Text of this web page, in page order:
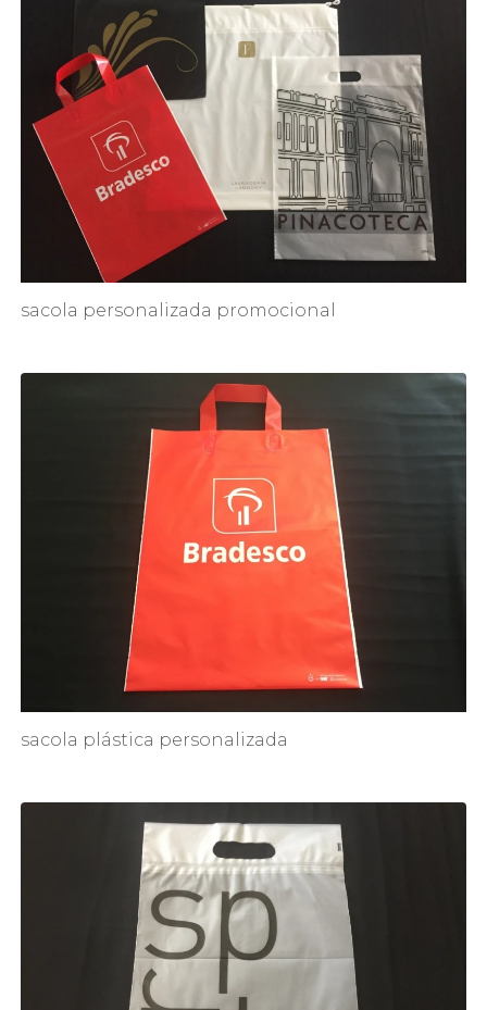
sacola personalizada promocional
sacola plástica personalizada